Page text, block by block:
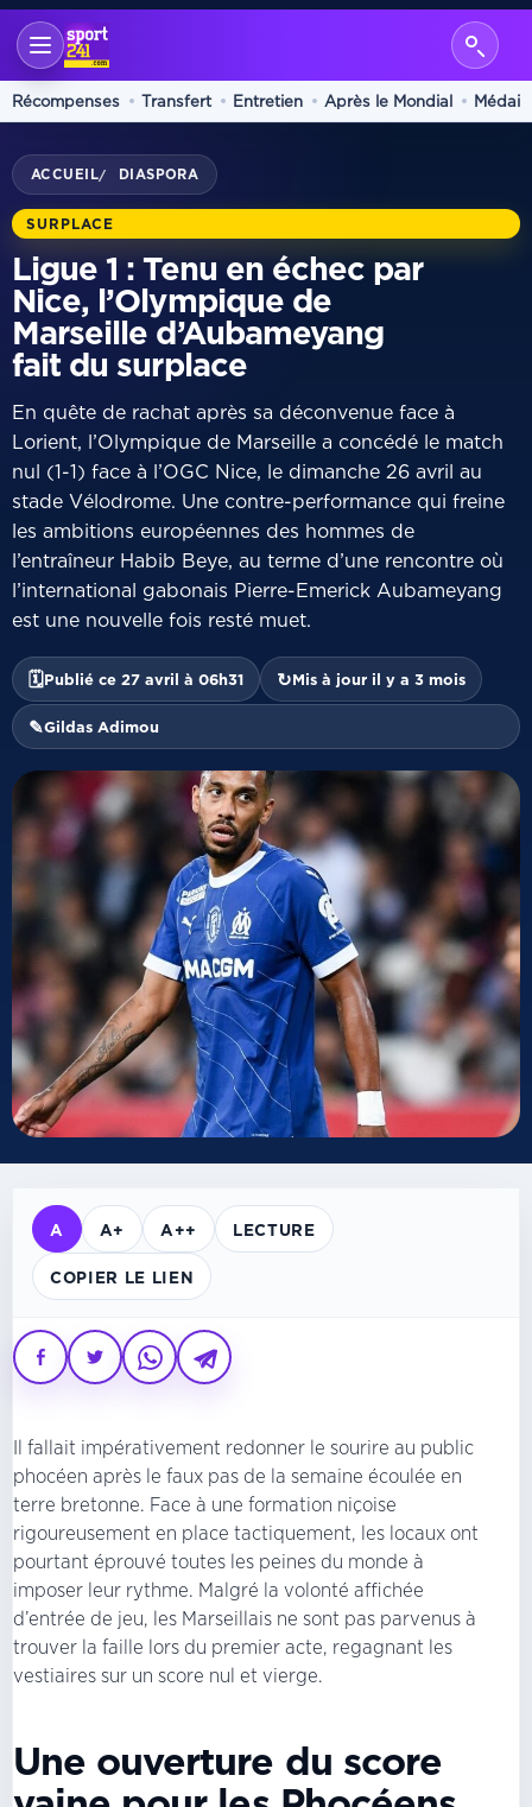
Récompenses Transfert Entretien Après le Mondial
ACCUEIL/ DIASPORA
SURPLACE
Ligue 1 : Tenu en échec par
Nice, l’Olympique de
Marseille d’Aubameyang
fait du surplace
En quête de rachat après sa déconvenue face à
Lorient, l’Olympique de Marseille a concédé le match
nul (1-1) face à l’OGC Nice, le dimanche 26 avril au
stade Vélodrome. Une contre-performance qui freine
les ambitions européennes des hommes de
l’entraîneur Habib Beye, au terme d’une rencontre où
l’international gabonais Pierre-Emerick Aubameyang
est une nouvelle fois resté muet.
🗓Publié ce 27 avril à 06h31 ↻Mis à jour il y a 3 mois
✎Gildas Adimou
A A+ A++ LECTURE
COPIER LE LIEN
Il fallait impérativement redonner le sourire au public
phocéen après le faux pas de la semaine écoulée en
terre bretonne. Face à une formation niçoise
rigoureusement en place tactiquement, les locaux ont
pourtant éprouvé toutes les peines du monde à
imposer leur rythme. Malgré la volonté affichée
d’entrée de jeu, les Marseillais ne sont pas parvenus à
trouver la faille lors du premier acte, regagnant les
vestiaires sur un score nul et vierge.
Une ouverture du score